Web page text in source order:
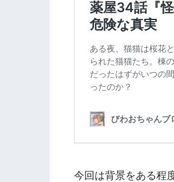
今回は背景をある程